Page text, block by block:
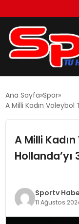
EKONOMI
TEKNOLOJI
EĞITIM
Ana Sayfa Spor
A Milli Kadın Voleybol
A Milli
Hollanda’yı
Sportv
11 Ağustos